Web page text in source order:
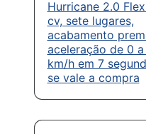
Hurricane 2.0
cv, sete lugares,
acabamento
aceleração de 0 a
km/h em 7
se vale a compra